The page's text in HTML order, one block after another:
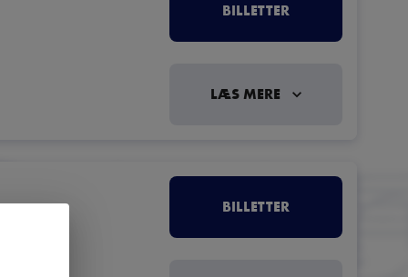
BILLETTER
LÆS MERE
BILLETTER